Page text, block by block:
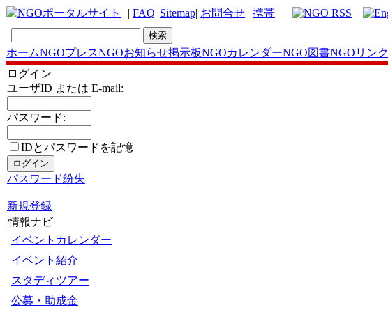
| FAQ| Sitemap| お問合せ| 携帯|
ホームNGOプレスNGOお知らせ掲示板NGOカレンダーNGO図書NGOリンク
ログイン
ユーザID または E-mail:
パスワード:
IDとパスワードを記憶
パスワード紛失
新規登録
情報ナビ
イベントカレンダー
イベント紹介
スタディツアー
公募・助成金